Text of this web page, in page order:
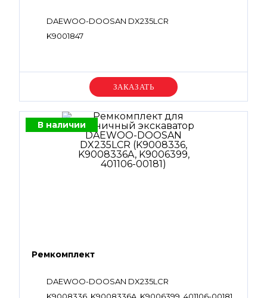
DAEWOO-DOOSAN DX235LCR
K9001847
Уточняйте цену
В наличии
Ремкомплект
DAEWOO-DOOSAN DX235LCR